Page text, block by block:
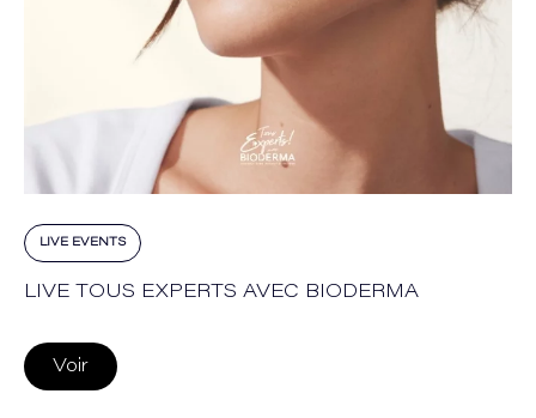
LIVE EVENTS
LIVE TOUS EXPERTS AVEC BIODERMA
Voir